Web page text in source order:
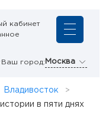
кабинет
Ваш город: Москва
Владивосток
в пяти днях